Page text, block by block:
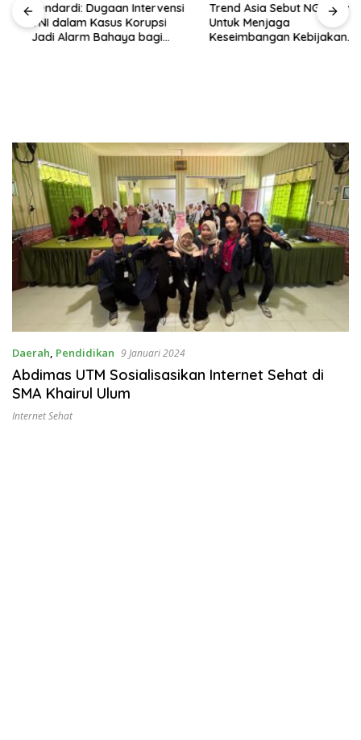
Hendardi: Dugaan Intervensi
TNI dalam Kasus Korupsi
Jadi Alarm Bahaya bagi
Trend Asia Sebut NGO Hadir
Untuk Menjaga
Keseimbangan Kebijakan
Daerah, Pendidikan 9 Januari 2024
Abdimas UTM Sosialisasikan Internet Sehat di
SMA Khairul Ulum
Internet Sehat